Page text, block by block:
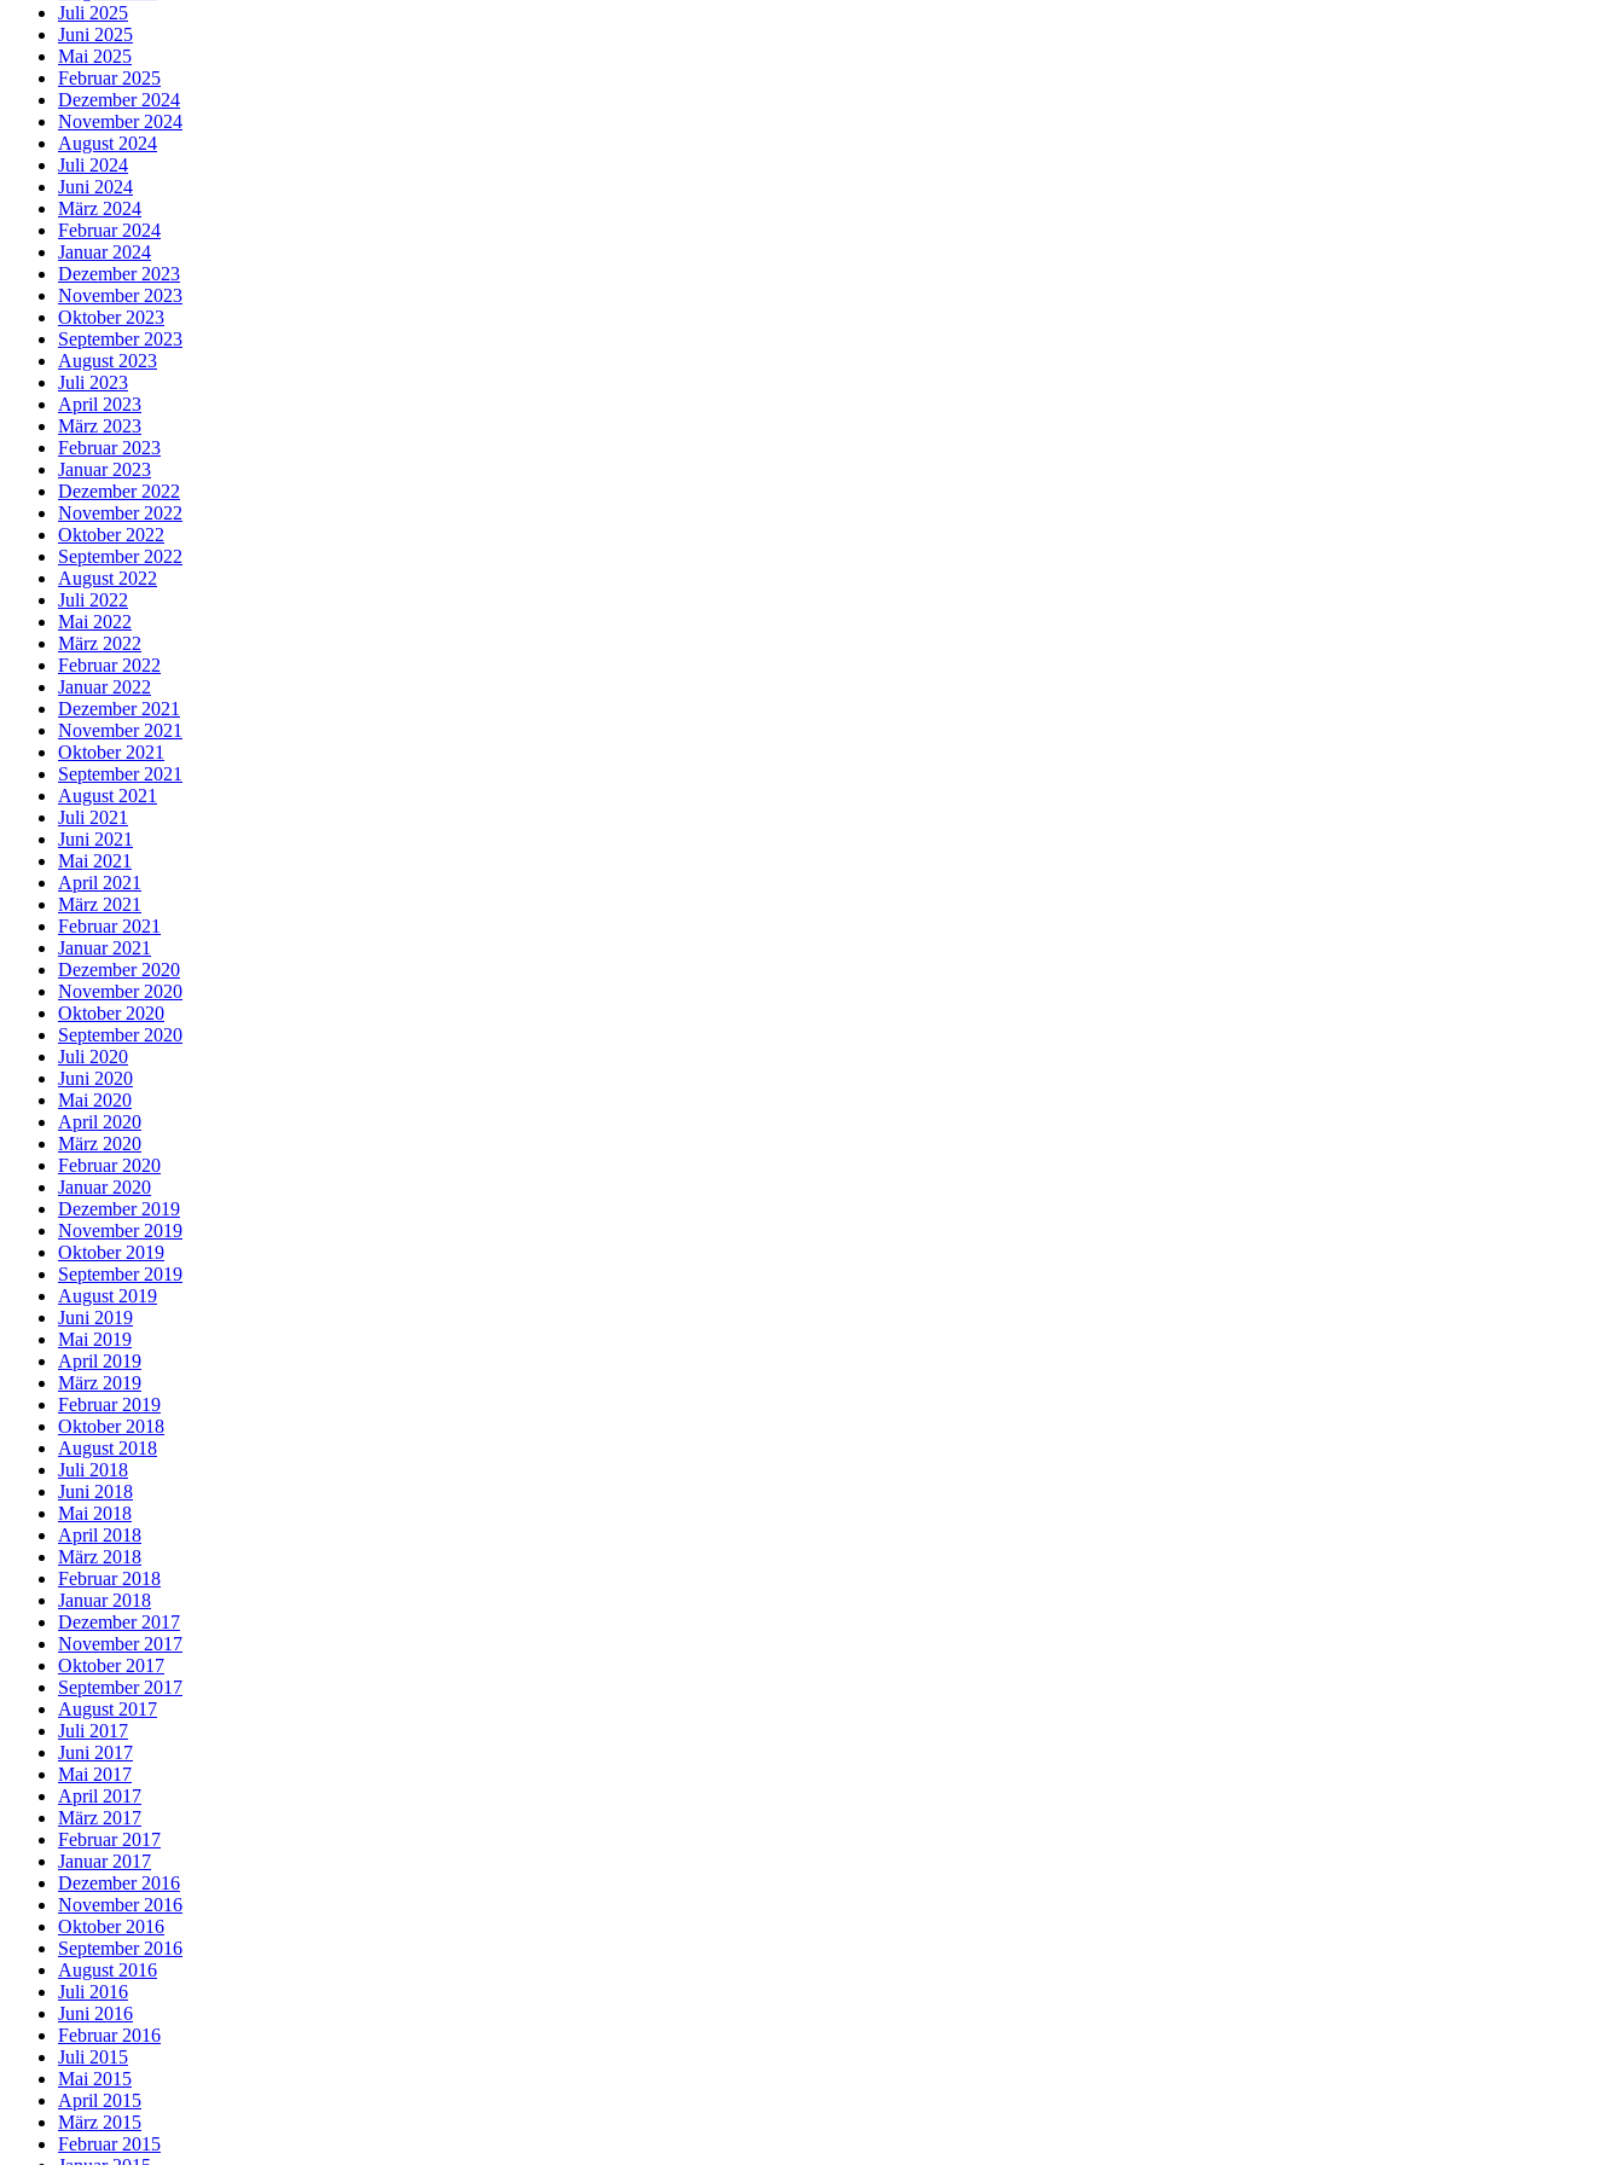
Juli 2025
Juni 2025
Mai 2025
Februar 2025
Dezember 2024
November 2024
August 2024
Juli 2024
Juni 2024
März 2024
Februar 2024
Januar 2024
Dezember 2023
November 2023
Oktober 2023
September 2023
August 2023
Juli 2023
April 2023
März 2023
Februar 2023
Januar 2023
Dezember 2022
November 2022
Oktober 2022
September 2022
August 2022
Juli 2022
Mai 2022
März 2022
Februar 2022
Januar 2022
Dezember 2021
November 2021
Oktober 2021
September 2021
August 2021
Juli 2021
Juni 2021
Mai 2021
April 2021
März 2021
Februar 2021
Januar 2021
Dezember 2020
November 2020
Oktober 2020
September 2020
Juli 2020
Juni 2020
Mai 2020
April 2020
März 2020
Februar 2020
Januar 2020
Dezember 2019
November 2019
Oktober 2019
September 2019
August 2019
Juni 2019
Mai 2019
April 2019
März 2019
Februar 2019
Oktober 2018
August 2018
Juli 2018
Juni 2018
Mai 2018
April 2018
März 2018
Februar 2018
Januar 2018
Dezember 2017
November 2017
Oktober 2017
September 2017
August 2017
Juli 2017
Juni 2017
Mai 2017
April 2017
März 2017
Februar 2017
Januar 2017
Dezember 2016
November 2016
Oktober 2016
September 2016
August 2016
Juli 2016
Juni 2016
Februar 2016
Juli 2015
Mai 2015
April 2015
März 2015
Februar 2015